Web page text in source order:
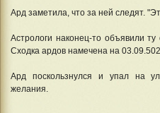
Ард заметила, что за ней следят.
Астрологи наконец-то объявили
Сходка ардов намечена на
Ард поскользнулся и упал на
желания.